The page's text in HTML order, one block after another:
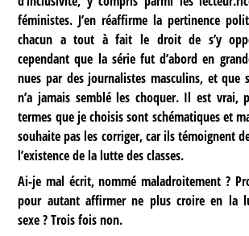
féministes. J’en réaffirme la pertinence
chacun a tout à fait le droit de s’y
cependant que la série fut d’abord en
nues par des journalistes masculins, et que
n’a jamais semblé les choquer. Il est vrai,
termes que je choisis sont schématiques et
souhaite pas les corriger, car ils témoignent
l’existence de la lutte des classes.
Ai-je mal écrit, nommé maladroitement ?
pour autant affirmer ne plus croire en la
sexe ? Trois fois non.